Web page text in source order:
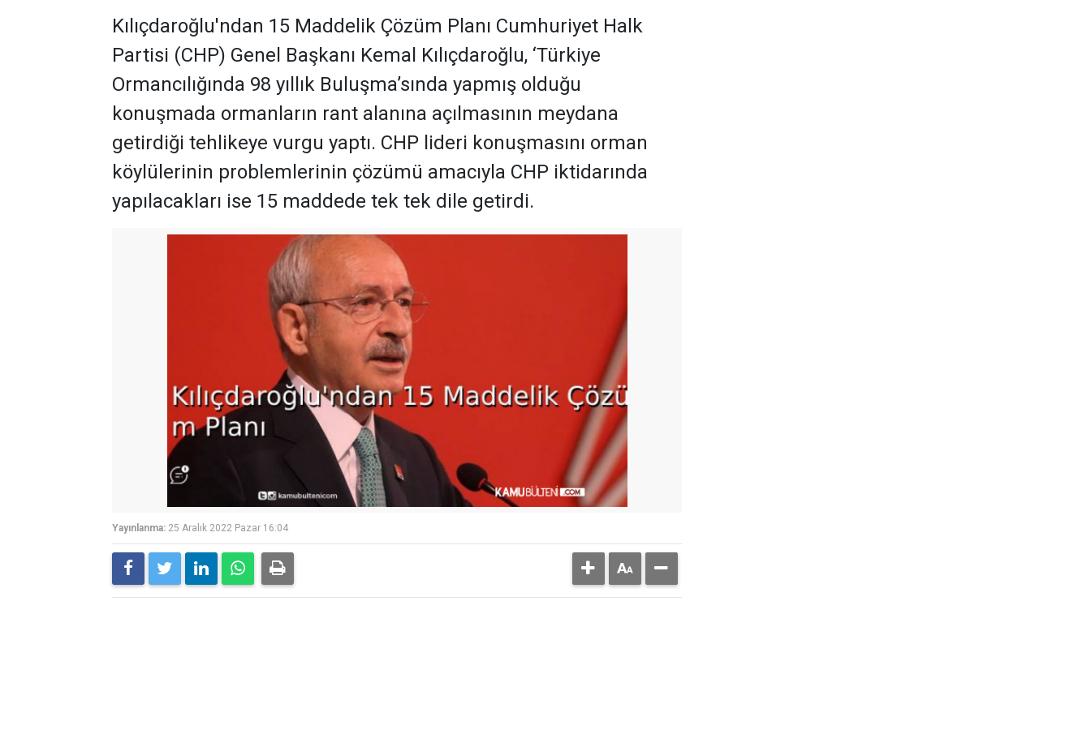
Kılıçdaroğlu'ndan 15 Maddelik Çözüm Planı Cumhuriyet Halk
Partisi (CHP) Genel Başkanı Kemal Kılıçdaroğlu, ‘Türkiye
Ormancılığında 98 yıllık Buluşma’sında yapmış olduğu
konuşmada ormanların rant alanına açılmasının meydana
getirdiği tehlikeye vurgu yaptı. CHP lideri konuşmasını orman
köylülerinin problemlerinin çözümü amacıyla CHP iktidarında
yapılacakları ise 15 maddede tek tek dile getirdi.
Yayınlanma: 25 Aralık 2022 Pazar 16:04